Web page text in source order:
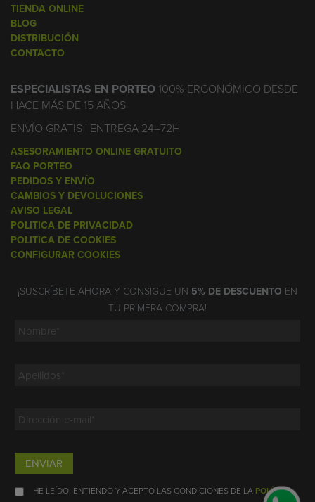
TIENDA ONLINE
BLOG
DISTRIBUCIÓN
CONTACTO
ESPECIALISTAS EN PORTEO100% ERGONÓMICO DESDE
HACE MÁS DE 15 AÑOS
ENVÍO GRATIS | ENTREGA 24–72H
ASESORAMIENTO ONLINE GRATUITO
FAQ PORTEO
PEDIDOS Y ENVÍO
CAMBIOS Y DEVOLUCIONES
AVISO LEGAL
POLITICA DE PRIVACIDAD
POLITICA DE COOKIES
CONFIGURAR COOKIES
¡SUSCRÍBETE AHORA Y CONSIGUE UN 5% DE DESCUENTO EN
TU PRIMERA COMPRA!
ENVIAR
HE LEÍDO, ENTIENDO Y ACEPTO LAS CONDICIONES DE LA POLÍTICA